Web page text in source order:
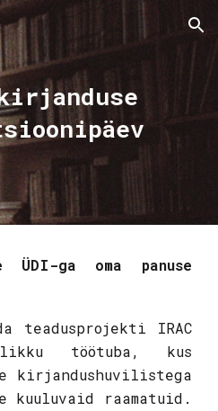
Skip to navigation
ga oma panuse
teadusprojekti IRAC
töötuba, kus
kirjandushuvilistega
kuuluvaid raamatuid.